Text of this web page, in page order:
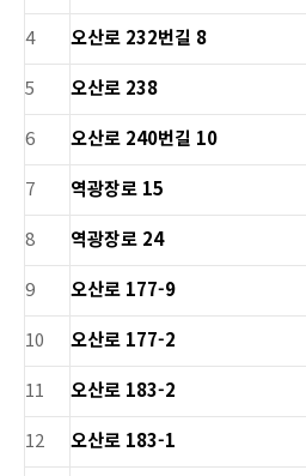
4
오산로 232번길 8
5
오산로 238
6
오산로 240번길 10
7
역광장로 15
8
역광장로 24
9
오산로 177-9
10
오산로 177-2
11
오산로 183-2
12
오산로 183-1